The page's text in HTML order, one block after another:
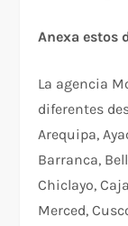
Anexa estos
La agencia
diferentes
Arequipa,
Barranca,
Chiclayo,
Merced,